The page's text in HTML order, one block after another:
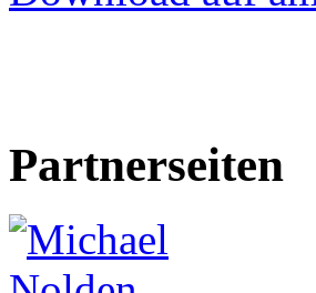
Partnerseiten